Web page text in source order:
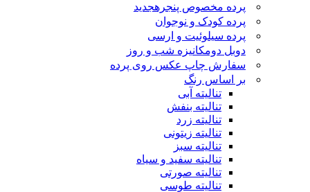
پرده مخصوص پنجرهجدید
پرده کودک و نوجوان
پرده سیلوئیت و ارسی
دوبل دومکانیزه شب و روز
سفارش چاپ عکس روی پرده
بر اساس رنگ
تنالیته آبی
تنالیته بنفش
تنالیته زرد
تنالیته زیتونی
تنالیته سبز
تنالیته سفید و سیاه
تنالیته صورتی
تنالیته طوسی